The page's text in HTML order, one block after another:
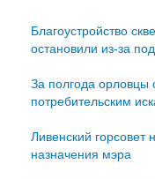
Благоустройство
остановили из-за
За полгода орловцы
потребительским
Ливенский горсовет
назначения мэра